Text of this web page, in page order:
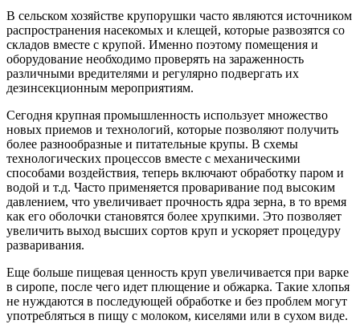
В сельском хозяйстве крупорушки часто являются источником
распространения насекомых и клещей, которые развозятся со
складов вместе с крупой. Именно поэтому помещения и
оборудование необходимо проверять на зараженность
различными вредителями и регулярно подвергать их
дезинсекционным мероприятиям.
Сегодня крупная промышленность использует множество
новых приемов и технологий, которые позволяют получить
более разнообразные и питательные крупы. В схемы
технологических процессов вместе с механическими
способами воздействия, теперь включают обработку паром и
водой и т.д. Часто применяется проваривание под высоким
давлением, что увеличивает прочность ядра зерна, в то время
как его оболочки становятся более хрупкими. Это позволяет
увеличить выход высших сортов круп и ускоряет процедуру
разваривания.
Еще больше пищевая ценность круп увеличивается при варке
в сиропе, после чего идет плющение и обжарка. Такие хлопья
не нуждаются в последующей обработке и без проблем могут
употребляться в пищу с молоком, киселями или в сухом виде.